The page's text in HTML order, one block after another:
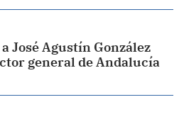
José Agustín González
general de Andalucía